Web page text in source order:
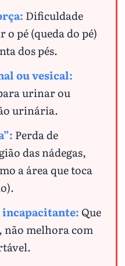
Dificuldade
pé (queda do pé)
dos pés.
ou vesical:
urinar ou
urinária.
Perda de
das nádegas,
a área que toca
Que
melhora com